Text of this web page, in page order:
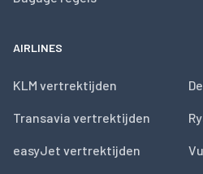
AIRLINES
KLM vertrektijden
Transavia vertrektijden
easyJet vertrektijden